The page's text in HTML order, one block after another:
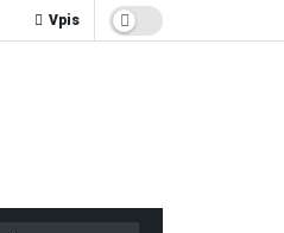
Vpis